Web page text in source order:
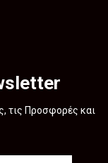
τις Προσφορές και